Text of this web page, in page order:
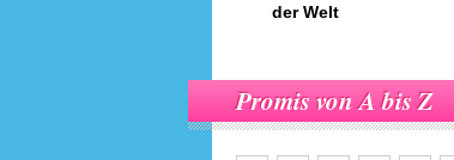
der Welt
Promis von A bis Z